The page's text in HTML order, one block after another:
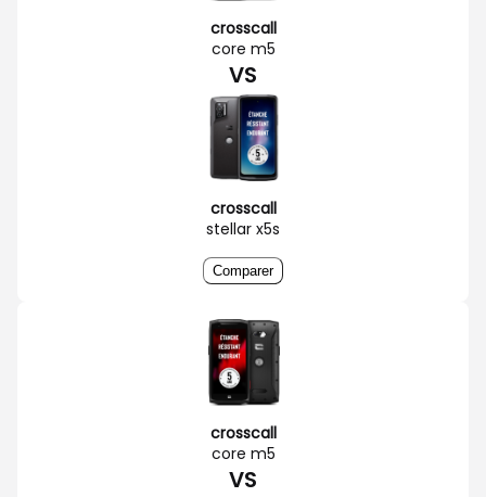
crosscall
core m5
VS
crosscall
stellar x5s
Comparer
crosscall
core m5
VS